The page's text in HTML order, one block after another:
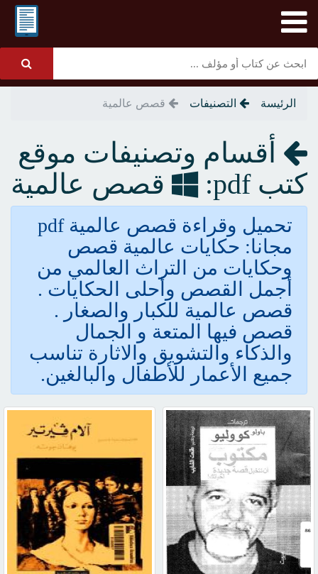
الرئيسة التصنيفات قصص عالمية
أقسام وتصنيفات موقع
كتب pdf:
قصص عالمية
تحميل وقراءة قصص عالمية pdf
مجانا: حكايات عالمية قصص
وحكايات من التراث العالمي من
أجمل القصص وأحلى الحكايات .
قصص عالمية للكبار والصغار .
قصص فيها المتعة و الجمال
والذكاء والتشويق والاثارة تناسب
جميع الأعمار للأطفال والبالغين.